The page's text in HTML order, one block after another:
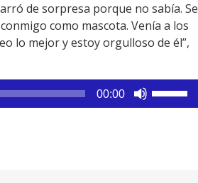
de sorpresa porque no sabía. Se
como mascota. Venía a los
lo mejor y estoy orgulloso de él”,
00:00